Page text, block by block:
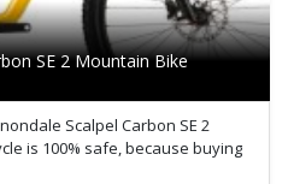
SE 2 Mountain Bike
Scalpel Carbon SE 2
is 100% safe, because buying